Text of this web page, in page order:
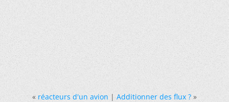
« réacteurs d'un avion|Additionner des flux ? »